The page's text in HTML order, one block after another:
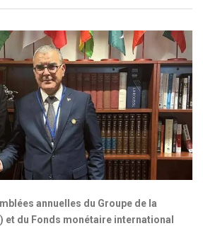
annuelles du Groupe de la
et du Fonds monétaire international